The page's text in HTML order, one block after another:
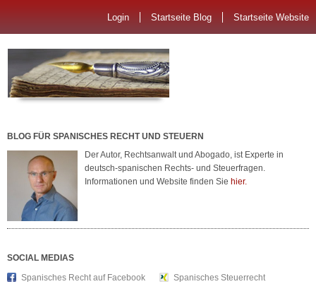
Login Startseite Blog Startseite Website
BLOG FÜR SPANISCHES RECHT UND STEUERN
Der Autor, Rechtsanwalt und Abogado, ist Experte in
deutsch-spanischen Rechts- und Steuerfragen.
Informationen und Website finden Sie hier.
SOCIAL MEDIAS
Spanisches Recht auf Facebook
Spanisches Steuerrecht